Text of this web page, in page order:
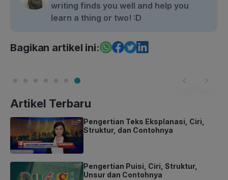
writing finds you well and help you
learn a thing or two! :D
Bagikan artikel ini:
Artikel Terbaru
Pengertian Teks Eksplanasi, Ciri,
Struktur, dan Contohnya
Pengertian Puisi, Ciri, Struktur,
Unsur dan Contohnya